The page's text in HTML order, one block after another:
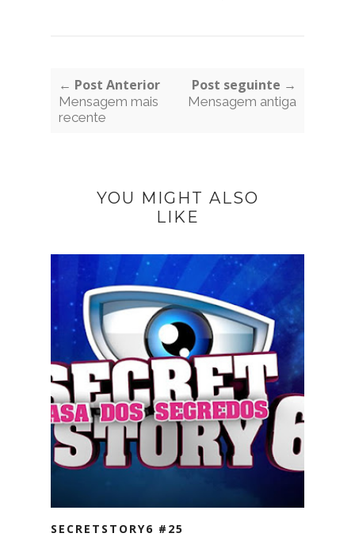
← Post Anterior
Mensagem mais
recente
Post seguinte →
Mensagem antiga
YOU MIGHT ALSO
LIKE
SECRETSTORY6 #25